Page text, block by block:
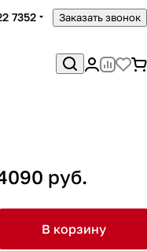
7352 Заказать звонок
руб.
В корзину